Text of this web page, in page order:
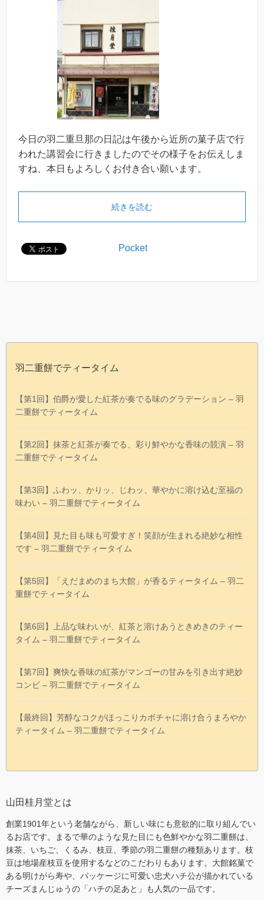
今日の羽二重旦那の日記は午後から近所の菓子店で行
われた講習会に行きましたのでその様子をお伝えしま
すね、本日もよろしくお付き合い願います。
続きを読む
Pocket
羽二重餅でティータイム
【第1回】伯爵が愛した紅茶が奏でる味のグラデーション – 羽
二重餅でティータイム
【第2回】抹茶と紅茶が奏でる、彩り鮮やかな香味の競演 – 羽
二重餅でティータイム
【第3回】ふわッ、かりッ、じわッ、華やかに溶け込む至福の
味わい – 羽二重餅でティータイム
【第4回】見た目も味も可愛すぎ！笑顔が生まれる絶妙な相性
です – 羽二重餅でティータイム
【第5回】「えだまめのまち大館」が香るティータイム – 羽二
重餅でティータイム
【第6回】上品な味わいが、紅茶と溶けあうときめきのティー
タイム – 羽二重餅でティータイム
【第7回】爽快な香味の紅茶がマンゴーの甘みを引き出す絶妙
コンビ – 羽二重餅でティータイム
【最終回】芳醇なコクがほっこりカボチャに溶け合うまろやか
ティータイム – 羽二重餅でティータイム
山田桂月堂とは
創業1901年という老舗ながら、新しい味にも意欲的に取り組んでい
るお店です。まるで華のような見た目にも色鮮やかな羽二重餅は、
抹茶、いちご、くるみ、枝豆、季節の羽二重餅の種類あります。枝
豆は地場産枝豆を使用するなどのこだわりもあります。大館銘菓で
ある明けがら寿や、パッケージに可愛い忠犬ハチ公が描かれている
チーズまんじゅうの「ハチの足あと」も人気の一品です。